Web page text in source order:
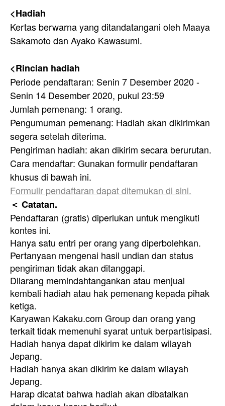
<Hadiah
Kertas berwarna yang ditandatangani oleh Maaya
Sakamoto dan Ayako Kawasumi.
<Rincian hadiah
Periode pendaftaran: Senin 7 Desember 2020 -
Senin 14 Desember 2020, pukul 23:59
Jumlah pemenang: 1 orang.
Pengumuman pemenang: Hadiah akan dikirimkan
segera setelah diterima.
Pengiriman hadiah: akan dikirim secara berurutan.
Cara mendaftar: Gunakan formulir pendaftaran
khusus di bawah ini.
Formulir pendaftaran dapat ditemukan di sini.
＜ Catatan.
Pendaftaran (gratis) diperlukan untuk mengikuti
kontes ini.
Hanya satu entri per orang yang diperbolehkan.
Pertanyaan mengenai hasil undian dan status
pengiriman tidak akan ditanggapi.
Dilarang memindahtangankan atau menjual
kembali hadiah atau hak pemenang kepada pihak
ketiga.
Karyawan Kakaku.com Group dan orang yang
terkait tidak memenuhi syarat untuk berpartisipasi.
Hadiah hanya dapat dikirim ke dalam wilayah
Jepang.
Hadiah hanya akan dikirim ke dalam wilayah
Jepang.
Harap dicatat bahwa hadiah akan dibatalkan